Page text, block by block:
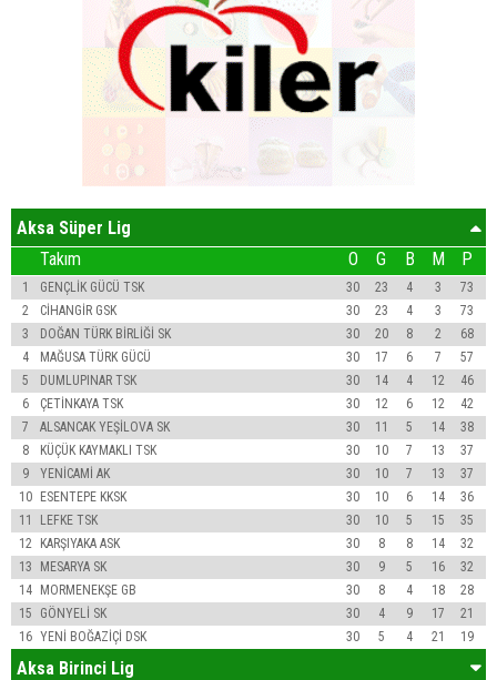
Aksa Süper Lig
Takım
O G B M P
1 GENÇLİK GÜCÜ TSK 30 23 4 3
73
2
CİHANGİR GSK 30 23 4 3
73
3
DOĞAN TÜRK BİRLİĞİ SK 30 20 8 2
68
4
MAĞUSA TÜRK GÜCÜ 30 17 6 7
57
5
DUMLUPINAR TSK 30 14 4 12
46
6
ÇETİNKAYA TSK 30 12 6 12
42
7
ALSANCAK YEŞİLOVA SK 30 11 5 14
38
8
KÜÇÜK KAYMAKLI TSK 30 10 7 13
37
9
YENİCAMİ AK 30 10 7 13
37
10 ESENTEPE KKSK 30 10 6 14
36
11
LEFKE TSK 30 10 5 15
35
12
KARŞIYAKA ASK 30 8 8 14
32
13
MESARYA SK 30 9 5 16
32
14 MORMENEKŞE GB 30 8 4 18
28
15
GÖNYELİ SK 30 4 9 17
21
16 YENİ BOĞAZİÇİ DSK 30 5 4 21 19
Aksa Birinci Lig